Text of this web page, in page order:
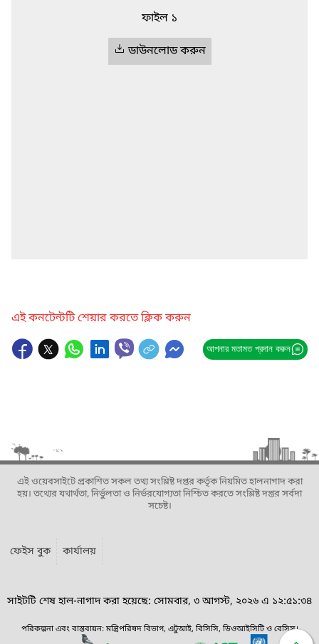
ফাইল ১
ডাউনলোড করুন
এই কনটেন্টটি শেয়ার করতে ক্লিক করুন
আপনার মতামত প্রদান করুন
এই ওয়েবসাইটে প্রকাশিত সকল তথ্য সংশ্লিষ্ট দপ্তর কর্তৃক নিয়মিত হালনাগাদ করা
হয়। তথ্যের যথার্থতা, নির্ভুলতা ও নির্ভরযোগ্যতা নিশ্চিত করতে সংশ্লিষ্ট দপ্তর সর্বদা
সচেষ্ট।
ফেইস বুক কার্যালয়
সাইটটি শেষ হাল-নাগাদ করা হয়েছে: সোমবার, ৩ আগস্ট, ২০২৬ এ ১২:৫১:৩৪
পরিকল্পনা এবং বাস্তবায়ন: মন্ত্রিপরিষদ বিভাগ, এটুআই, বিসিসি, ডিওআইসিটি ও বেসিস।